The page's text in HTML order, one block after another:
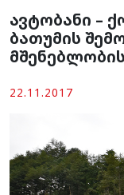
ავტობანი –
ბათუმის
22.11.2017